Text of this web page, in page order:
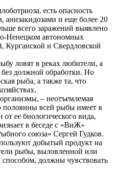
есть опасность
анизакидозами и еще более 20
всего заражений выявлено
Ненецком автономных
Курганской и Свердловской
ловят в реках любители, а
должной обработки. Но
рыба, а также та, что
– неотъемлемая
половины всей рыбы имеет в
от ее биологического вида,
в беседе с «ВиЖ»
союза» Сергей Гудков.
добытый продукт на
рыбы, выловленной или
должны чувствовать